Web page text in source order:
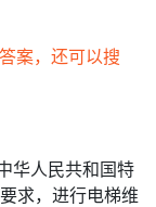
案，还可以搜
华人民共和国特
求，进行电梯维